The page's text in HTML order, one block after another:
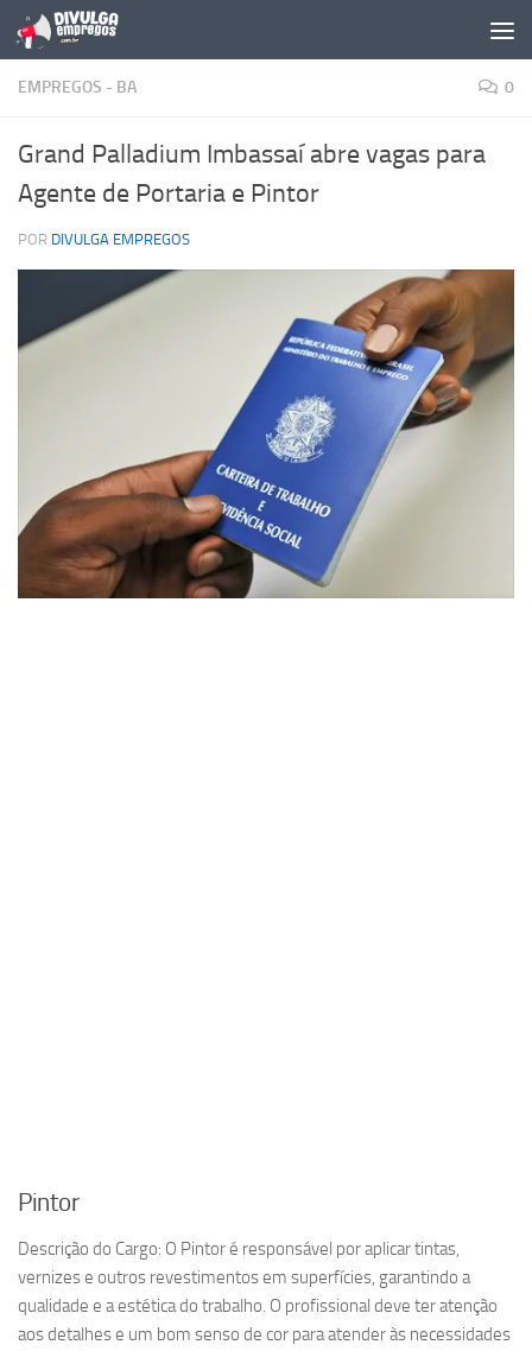
Skip to content
EMPREGOS - BA 0
Grand Palladium Imbassaí abre vagas para
Agente de Portaria e Pintor
POR DIVULGA EMPREGOS
Pintor
Descrição do Cargo: O Pintor é responsável por aplicar tintas,
vernizes e outros revestimentos em superfícies, garantindo a
qualidade e a estética do trabalho. O profissional deve ter atenção
aos detalhes e um bom senso de cor para atender às necessidades